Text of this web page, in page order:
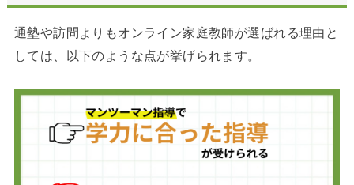
通塾や訪問よりもオンライン家庭教師が選ばれる理由と
しては、以下のような点が挙げられます。